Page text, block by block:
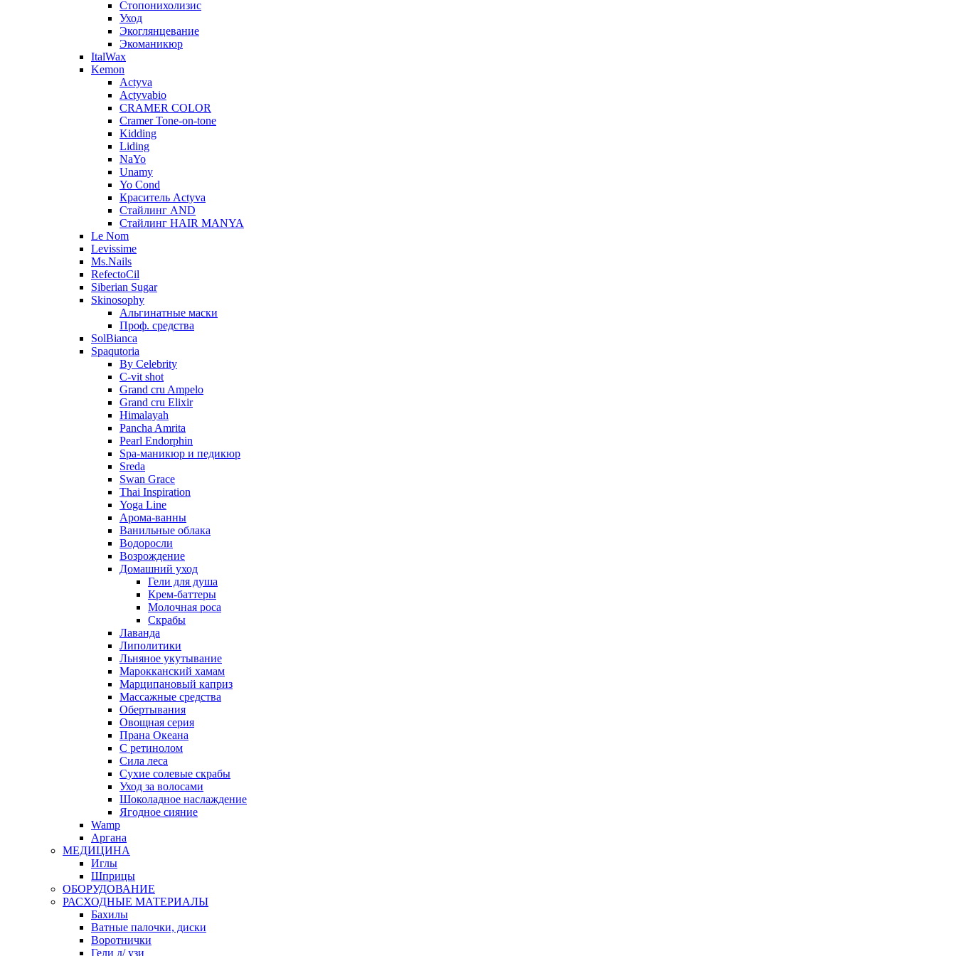
Стопонихолизис
Уход
Экоглянцевание
Экоманикюр
ItalWax
Kemon
Actyva
Actyvabio
CRAMER COLOR
Cramer Tone-on-tone
Kidding
Liding
NaYo
Unamy
Yo Cond
Краситель Actyva
Стайлинг AND
Стайлинг HAIR MANYA
Le Nom
Levissime
Ms.Nails
RefectoCil
Siberian Sugar
Skinosophy
Альгинатные маски
Проф. средства
SolBianca
Spaqutoria
By Celebrity
C-vit shot
Grand cru Ampelo
Grand сru Elixir
Himalayah
Pancha Amrita
Pearl Endorphin
Spa-маникюр и педикюр
Sreda
Swan Grace
Thai Inspiration
Yoga Line
Арома-ванны
Ванильные облака
Водоросли
Возрождение
Домашний уход
Гели для душа
Крем-баттеры
Молочная роса
Скрабы
Лаванда
Липолитики
Льняное укутывание
Марокканский хамам
Марципановый каприз
Массажные средства
Обертывания
Овощная серия
Прана Океана
С ретинолом
Сила леса
Сухие солевые скрабы
Уход за волосами
Шоколадное наслаждение
Ягодное сияние
Wamp
Аргана
МЕДИЦИНА
Иглы
Шприцы
ОБОРУДОВАНИЕ
РАСХОДНЫЕ МАТЕРИАЛЫ
Бахилы
Ватные палочки, диски
Воротнички
Гели д/ узи